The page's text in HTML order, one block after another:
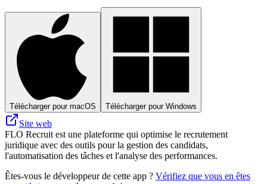
Télécharger pour macOS Télécharger pour Windows
Site web
FLO Recruit est une plateforme qui optimise le recrutement
juridique avec des outils pour la gestion des candidats,
l'automatisation des tâches et l'analyse des performances.
Êtes-vous le développeur de cette app ? Vérifiez que vous en êtes